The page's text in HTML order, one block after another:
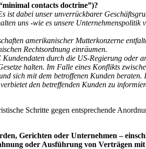
contacts doctrine”)?
dabei unser unverrückbarer
uns -wie es unsere Unternehmenspolitik
amerikanischer Mutterkonzerne
Rechtsordnung einräumen.
durch die US-Regierung oder
halten. Im Falle eines Konflikts
sich mit dem betroffenen Kunden
den betreffenden Kunden zu
Schritte gegen entsprechende
Gerichten oder Unternehmen –
oder Ausführung von Verträgen mit